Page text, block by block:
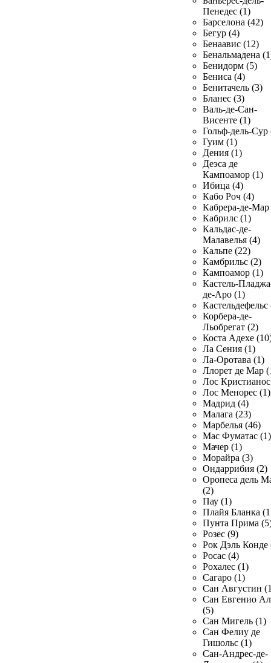
Пенедес (1)
Барселона (42)
Бегур (4)
Бенаавис (12)
Бенальмадена
Бенидорм (5)
Бениса (4)
Бенитачель (3)
Бланес (3)
Валь-де-Сан-
Висенте (1)
Гольф-дель-Сур
Гуим (1)
Дения (1)
Деэса де
Кампоамор (1)
Ибица (4)
Кабо Роч (4)
Кабрера-де-Мар
Кабрилс (1)
Кальдас-де-
Малавелья (4)
Кальпе (22)
Камбрильс (2)
Кампоамор (1)
Кастель-
де-Аро (1)
Кастельдефельс
Корбера-де-
Льобрегат (2)
Коста Адехе
Ла Сения (1)
Ла-Оротава (1)
Ллорет де Мар
Лос
Лос Менорес (1)
Мадрид (4)
Малага (23)
Марбелья (46)
Мас Фуматас (1)
Мачер (1)
Морайра (3)
Ондаррибия (2)
Оропеса дель
(2)
Пау (1)
Плайя Бланка
Пунта Прима
Розес (9)
Рок Дэль Конде
Росас (4)
Рохалес (1)
Сагаро (1)
Сан Августин
Сан Евгенио
(5)
Сан Мигель (1)
Сан Фелиу де
Гишольс (1)
Сан-Андрес-де-